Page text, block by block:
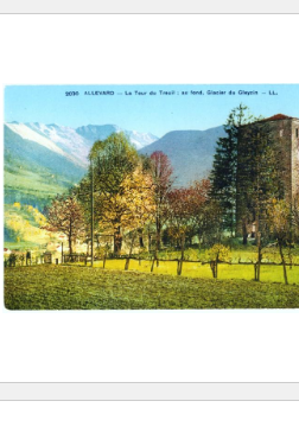
La tour du treuil à Allevard
Tour du Treuil, Allevard